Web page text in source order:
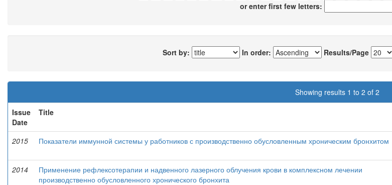
or enter first few letters:
Sort by: In order: Results/Page
Showing results 1 to 2 of 2
Issue
Date
Title
2015 Показатели иммунной системы у работников с производственно обусловленным хроническим бронхитом
2014
Применение рефлексотерапии и надвенного лазерного облучения крови в комплексном лечении
производственно обусловленного хронического бронхита